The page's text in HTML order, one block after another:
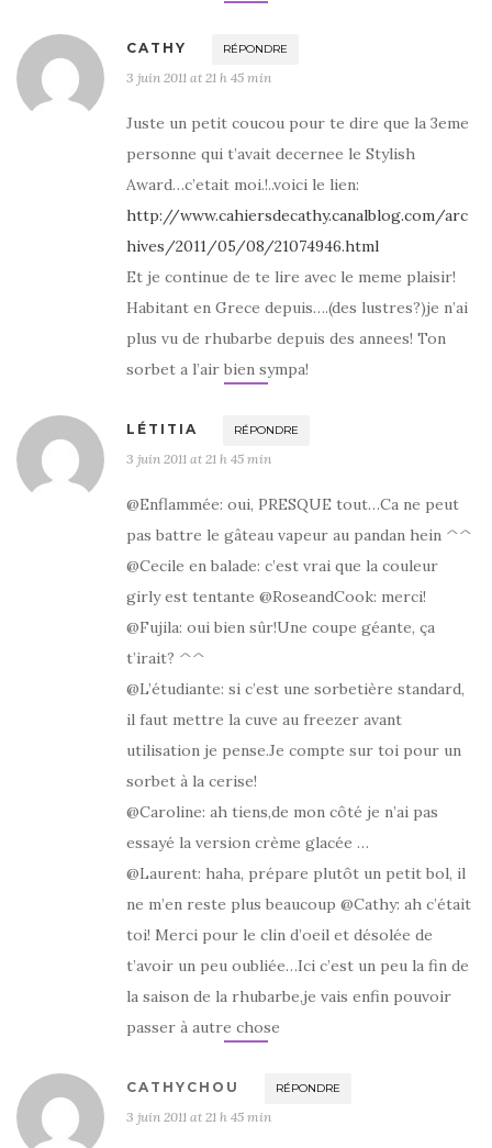
CATHY RÉPONDRE
3 juin 2011 at 21 h 45 min
Juste un petit coucou pour te dire que la 3eme
personne qui t’avait decernee le Stylish
Award…c’etait moi.!..voici le lien:
http://www.cahiersdecathy.canalblog.com/arc
hives/2011/05/08/21074946.html
Et je continue de te lire avec le meme plaisir!
Habitant en Grece depuis….(des lustres?)je n’ai
plus vu de rhubarbe depuis des annees! Ton
sorbet a l’air bien sympa!
LÉTITIA RÉPONDRE
3 juin 2011 at 21 h 45 min
@Enflammée: oui, PRESQUE tout…Ca ne peut
pas battre le gâteau vapeur au pandan hein ^^
@Cecile en balade: c’est vrai que la couleur
girly est tentante @RoseandCook: merci!
@Fujila: oui bien sûr!Une coupe géante, ça
t’irait? ^^
@L’étudiante: si c’est une sorbetière standard,
il faut mettre la cuve au freezer avant
utilisation je pense.Je compte sur toi pour un
sorbet à la cerise!
@Caroline: ah tiens,de mon côté je n’ai pas
essayé la version crème glacée …
@Laurent: haha, prépare plutôt un petit bol, il
ne m’en reste plus beaucoup @Cathy: ah c’était
toi! Merci pour le clin d’oeil et désolée de
t’avoir un peu oubliée…Ici c’est un peu la fin de
la saison de la rhubarbe,je vais enfin pouvoir
passer à autre chose
CATHYCHOU RÉPONDRE
3 juin 2011 at 21 h 45 min